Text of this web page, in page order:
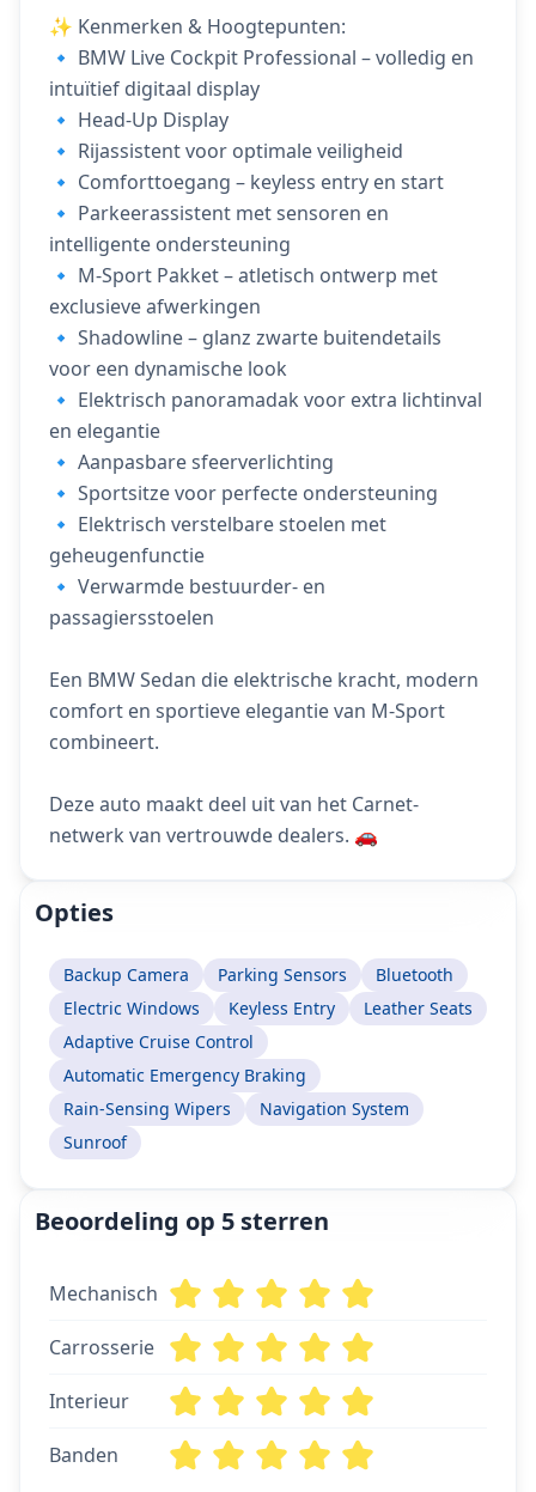
✨ Kenmerken & Hoogtepunten:
🔹 BMW Live Cockpit Professional – volledig en
intuïtief digitaal display
🔹 Head-Up Display
🔹 Rijassistent voor optimale veiligheid
🔹 Comforttoegang – keyless entry en start
🔹 Parkeerassistent met sensoren en
intelligente ondersteuning
🔹 M-Sport Pakket – atletisch ontwerp met
exclusieve afwerkingen
🔹 Shadowline – glanz zwarte buitendetails
voor een dynamische look
🔹 Elektrisch panoramadak voor extra lichtinval
en elegantie
🔹 Aanpasbare sfeerverlichting
🔹 Sportsitze voor perfecte ondersteuning
🔹 Elektrisch verstelbare stoelen met
geheugenfunctie
🔹 Verwarmde bestuurder- en
passagiersstoelen
Een BMW Sedan die elektrische kracht, modern
comfort en sportieve elegantie van M-Sport
combineert.
Deze auto maakt deel uit van het Carnet-
netwerk van vertrouwde dealers. 🚗
Opties
Backup Camera Parking Sensors
Bluetooth
Electric Windows
Keyless Entry
Leather Seats
Adaptive Cruise Control
Automatic Emergency Braking
Rain-Sensing Wipers
Navigation System
Sunroof
Beoordeling op 5 sterren
Mechanisch
Carrosserie
Interieur
Banden